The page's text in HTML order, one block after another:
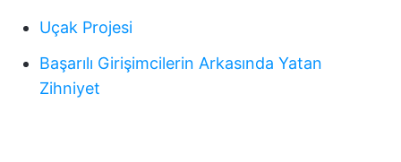
Uçak Projesi
Başarılı Girişimcilerin Arkasında Yatan
Zihniyet